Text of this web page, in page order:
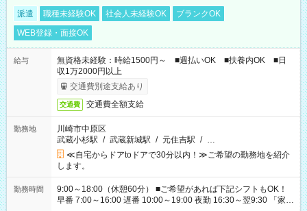
派遣 職種未経験OK 社会人未経験OK
ブランクOK
WEB登録・面接OK
給与
無資格未経験：時給1500円～ ■週払いOK ■扶養内OK ■日
収1万2000円以上
交通費別途支給あり
交通費 交通費全額支給
勤務地
川崎市中原区
武蔵小杉駅 / 武蔵新城駅 / 元住吉駅 / …
≪自宅からドアtoドアで30分以内！≫ご希望の勤務地を紹介
します。
勤務時間
9:00～18:00（休憩60分） ■ご希望があれば下記シフトもOK！
早番 7:00～16:00 遅番 10:00～19:00 夜勤 16:30～翌9:30 「家族